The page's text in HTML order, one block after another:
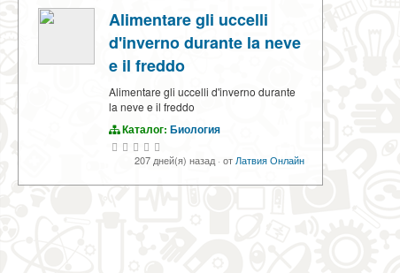
Alimentare gli uccelli
d'inverno durante la neve
e il freddo
Alimentare gli uccelli d'inverno durante
la neve e il freddo
Каталог: Биология
207 дней(я) назад· отЛатвия Онлайн